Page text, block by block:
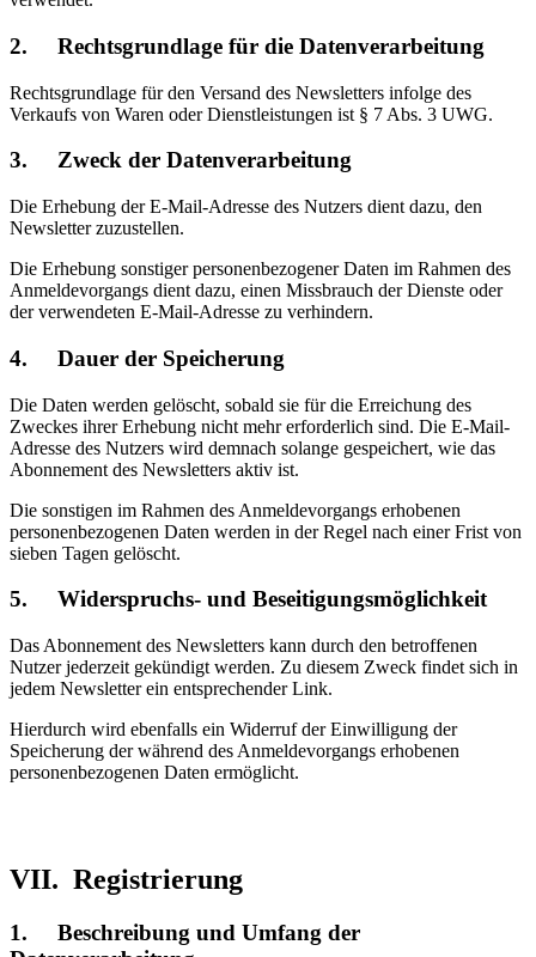
2. Rechtsgrundlage für die Datenverarbeitung
Rechtsgrundlage für den Versand des Newsletters infolge des
Verkaufs von Waren oder Dienstleistungen ist § 7 Abs. 3 UWG.
3. Zweck der Datenverarbeitung
Die Erhebung der E-Mail-Adresse des Nutzers dient dazu, den
Newsletter zuzustellen.
Die Erhebung sonstiger personenbezogener Daten im Rahmen des
Anmeldevorgangs dient dazu, einen Missbrauch der Dienste oder
der verwendeten E-Mail-Adresse zu verhindern.
4. Dauer der Speicherung
Die Daten werden gelöscht, sobald sie für die Erreichung des
Zweckes ihrer Erhebung nicht mehr erforderlich sind. Die E-Mail-
Adresse des Nutzers wird demnach solange gespeichert, wie das
Abonnement des Newsletters aktiv ist.
Die sonstigen im Rahmen des Anmeldevorgangs erhobenen
personenbezogenen Daten werden in der Regel nach einer Frist von
sieben Tagen gelöscht.
5. Widerspruchs- und Beseitigungsmöglichkeit
Das Abonnement des Newsletters kann durch den betroffenen
Nutzer jederzeit gekündigt werden. Zu diesem Zweck findet sich in
jedem Newsletter ein entsprechender Link.
Hierdurch wird ebenfalls ein Widerruf der Einwilligung der
Speicherung der während des Anmeldevorgangs erhobenen
personenbezogenen Daten ermöglicht.
VII. Registrierung
1. Beschreibung und Umfang der